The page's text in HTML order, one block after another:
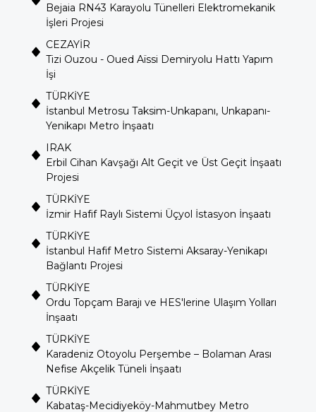
Bejaia RN43 Karayolu Tünelleri Elektromekanik
İşleri Projesi
CEZAYİR
Tizi Ouzou - Oued Aïssi Demiryolu Hattı Yapım
İşi
TÜRKİYE
İstanbul Metrosu Taksim-Unkapanı, Unkapanı-
Yenikapı Metro İnşaatı
IRAK
Erbil Cihan Kavşağı Alt Geçit ve Üst Geçit İnşaatı
Projesi
TÜRKİYE
İzmir Hafif Raylı Sistemi Üçyol İstasyon İnşaatı
TÜRKİYE
İstanbul Hafif Metro Sistemi Aksaray-Yenikapı
Bağlantı Projesi
TÜRKİYE
Ordu Topçam Barajı ve HES'lerine Ulaşım Yolları
İnşaatı
TÜRKİYE
Karadeniz Otoyolu Perşembe – Bolaman Arası
Nefise Akçelik Tüneli İnşaatı
TÜRKİYE
Kabataş-Mecidiyeköy-Mahmutbey Metro